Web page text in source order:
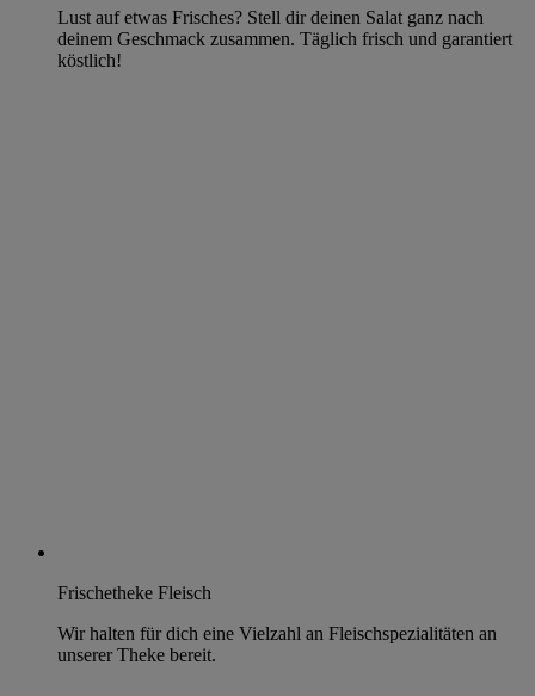
Lust auf etwas Frisches? Stell dir deinen Salat ganz nach
deinem Geschmack zusammen. Täglich frisch und garantiert
köstlich!
Frischetheke Fleisch
Wir halten für dich eine Vielzahl an Fleischspezialitäten an
unserer Theke bereit.